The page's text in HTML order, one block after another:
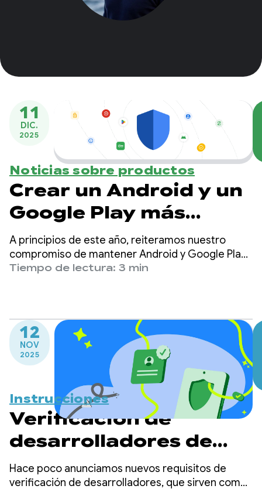
11
DIC.
2025
Noticias sobre productos
Crear un Android y un
Google Play más
seguros, juntos
A principios de este año, reiteramos nuestro
compromiso de mantener Android y Google Play
como plataformas seguras para todos los
Tiempo de lectura: 3 min
12
NOV
2025
Instrucciones
Verificación de
desarrolladores de
Android: el acceso
Hace poco anunciamos nuevos requisitos de
verificación de desarrolladores, que sirven como